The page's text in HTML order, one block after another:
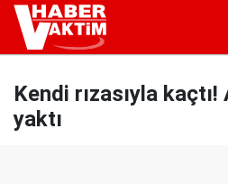
Kendi rızasıyla kaçtı!
yaktı